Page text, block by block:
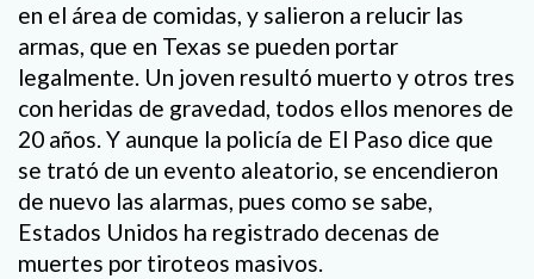
en el área de comidas, y salieron a relucir las
armas, que en Texas se pueden portar
legalmente. Un joven resultó muerto y otros tres
con heridas de gravedad, todos ellos menores de
20 años. Y aunque la policía de El Paso dice que
se trató de un evento aleatorio, se encendieron
de nuevo las alarmas, pues como se sabe,
Estados Unidos ha registrado decenas de
muertes por tiroteos masivos.